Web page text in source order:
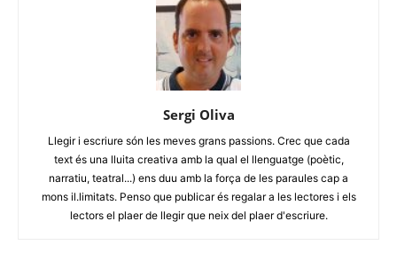
Sergi Oliva
Llegir i escriure són les meves grans passions. Crec que cada
text és una lluita creativa amb la qual el llenguatge (poètic,
narratiu, teatral...) ens duu amb la força de les paraules cap a
mons il.limitats. Penso que publicar és regalar a les lectores i els
lectors el plaer de llegir que neix del plaer d'escriure.